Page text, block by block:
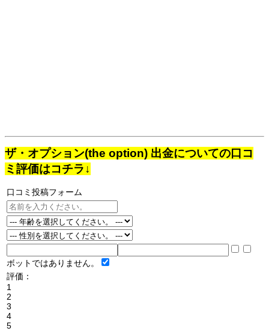
ザ・オプション(the option) 出金についての口コ
ミ評価はコチラ↓
口コミ投稿フォーム
ボットではありません。
評価：
1
2
3
4
5